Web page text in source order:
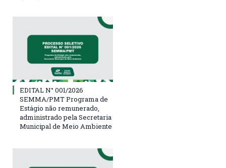
EDITAL N° 001/2026
SEMMA/PMT Programa de
Estágio não remunerado,
administrado pela Secretaria
Municipal de Meio Ambiente